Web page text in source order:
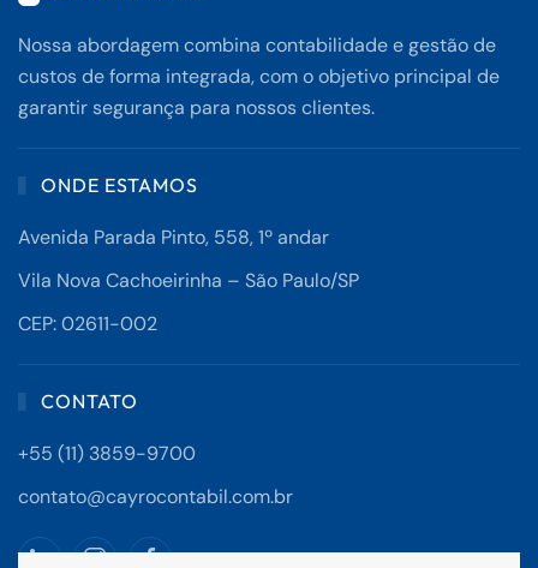
Nossa abordagem combina contabilidade e gestão de
custos de forma integrada, com o objetivo principal de
garantir segurança para nossos clientes.
ONDE ESTAMOS
Avenida Parada Pinto, 558, 1º andar
Vila Nova Cachoeirinha – São Paulo/SP
CEP: 02611-002
CONTATO
+55 (11) 3859-9700
contato@cayrocontabil.com.br